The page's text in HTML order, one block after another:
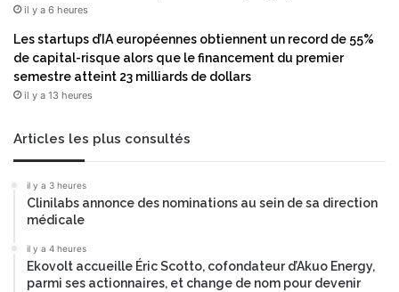
il y a 6 heures
Les startups d’IA européennes obtiennent un record de 55%
de capital-risque alors que le financement du premier
semestre atteint 23 milliards de dollars
il y a 13 heures
Articles les plus consultés
il y a 3 heures
Clinilabs annonce des nominations au sein de sa direction
médicale
il y a 4 heures
Ekovolt accueille Éric Scotto, cofondateur d’Akuo Energy,
parmi ses actionnaires, et change de nom pour devenir